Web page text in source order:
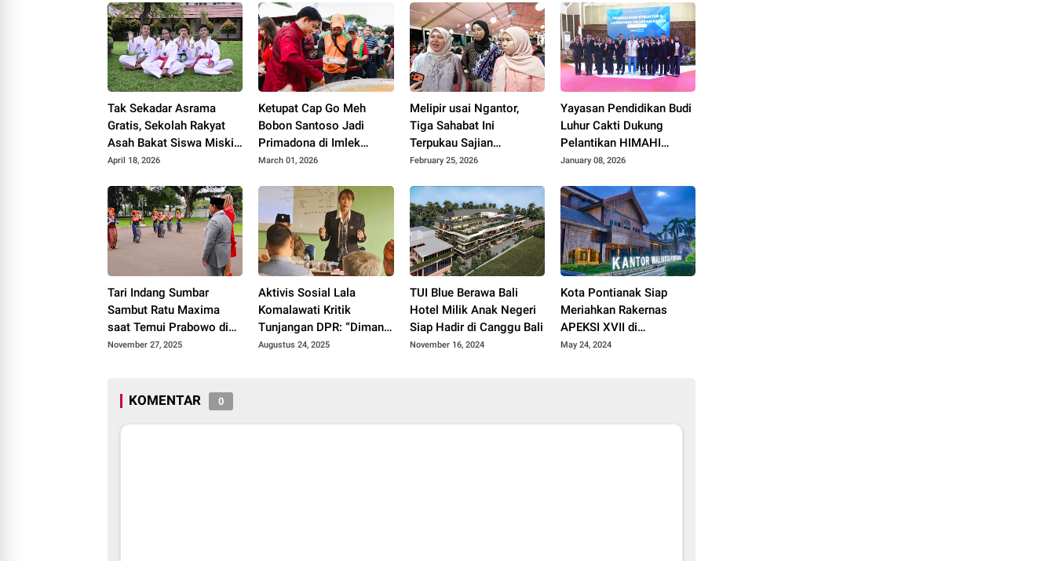
Tak Sekadar Asrama
Gratis, Sekolah Rakyat
Asah Bakat Siswa Miskin
Lewat Taekwondo dan
April 18, 2026
Ketupat Cap Go Meh
Bobon Santoso Jadi
Primadona di Imlek
Festival 2577
March 01, 2026
Melipir usai Ngantor,
Tiga Sahabat Ini
Terpukau Sajian
Keberagaman di Imlek
February 25, 2026
Yayasan Pendidikan Budi
Luhur Cakti Dukung
Pelantikan HIMAHI
Periode 2025/2026
January 08, 2026
Tari Indang Sumbar
Sambut Ratu Maxima
saat Temui Prabowo di
Istana
November 27, 2025
Aktivis Sosial Lala
Komalawati Kritik
Tunjangan DPR: “Dimana
Empati untuk Rakyat?”
Augustus 24, 2025
TUI Blue Berawa Bali
Hotel Milik Anak Negeri
Siap Hadir di Canggu Bali
November 16, 2024
Kota Pontianak Siap
Meriahkan Rakernas
APEKSI XVII di
Balikpapan di Buka
May 24, 2024
KOMENTAR 0